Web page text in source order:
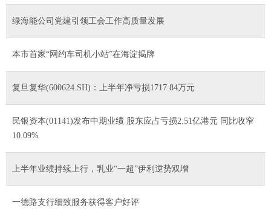
绿海能公司党建引领工会工作高质量发展
本市首家“网约车司机小站”在海淀揭牌
复旦复华(600624.SH)：上半年净亏损1717.84万元
民银资本(01141)发布中期业绩 股东应占亏损2.51亿港元 同比收窄
10.09%
上半年业绩持续上行，乳业“一超”伊利逆势双增
一德路支行细致服务获得客户好评